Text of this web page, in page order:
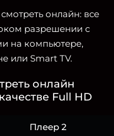
онлайн: все
разрешении с
на компьютере,
или Smart TV.
онлайн
Full HD
Плеер 2